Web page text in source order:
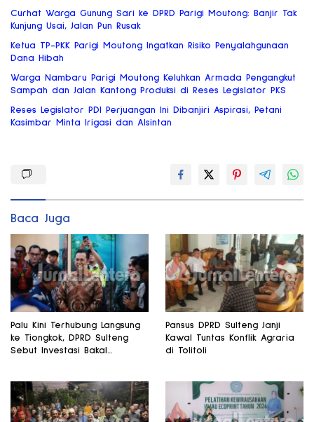
Curhat Warga Gunung Sari ke DPRD Parigi Moutong: Banjir Tak
Kunjung Usai, Jalan Pun Rusak
Ketua TP-PKK Parigi Moutong Ingatkan Risiko Penyalahgunaan
Dana Hibah
Warga Nambaru Parigi Moutong Keluhkan Armada Pengangkut
Sampah dan Jalan Kantong Produksi di Reses Legislator PKS
Reses Legislator PDI Perjuangan Ini Dibanjiri Aspirasi, Petani
Kasimbar Minta Irigasi dan Alsintan
Baca Juga
Palu Kini Terhubung Langsung
ke Tiongkok, DPRD Sulteng
Sebut Investasi Bakal
Pansus DPRD Sulteng Janji
Kawal Tuntas Konflik Agraria
di Tolitoli